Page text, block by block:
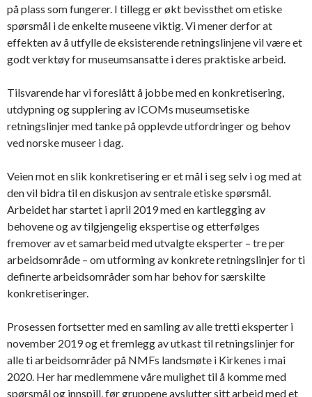
på plass som fungerer. I tillegg er økt bevissthet om etiske
spørsmål i de enkelte museene viktig. Vi mener derfor at
effekten av å utfylle de eksisterende retningslinjene vil være et
godt verktøy for museumsansatte i deres praktiske arbeid.
Tilsvarende har vi foreslått å jobbe med en konkretisering,
utdypning og supplering av ICOMs museumsetiske
retningslinjer med tanke på opplevde utfordringer og behov
ved norske museer i dag.
Veien mot en slik konkretisering er et mål i seg selv i og med at
den vil bidra til en diskusjon av sentrale etiske spørsmål.
Arbeidet har startet i april 2019 med en kartlegging av
behovene og av tilgjengelig ekspertise og etterfølges
fremover av et samarbeid med utvalgte eksperter – tre per
arbeidsområde – om utforming av konkrete retningslinjer for ti
definerte arbeidsområder som har behov for særskilte
konkretiseringer.
Prosessen fortsetter med en samling av alle tretti eksperter i
november 2019 og et fremlegg av utkast til retningslinjer for
alle ti arbeidsområder på NMFs landsmøte i Kirkenes i mai
2020. Her har medlemmene våre mulighet til å komme med
spørsmål og innspill, før gruppene avslutter sitt arbeid med et